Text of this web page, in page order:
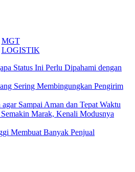
MGT
LOGISTIK
Status Ini Perlu Dipahami dengan
Sering Membingungkan Pengirim
Sampai Aman dan Tepat Waktu
Marak, Kenali Modusnya
Membuat Banyak Penjual